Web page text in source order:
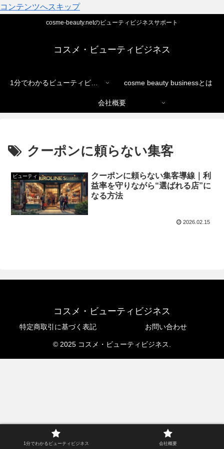
コンテンツへスキップ
cosme-beauty.netのビューティビジネスサポート
コスメ・ビューティビジネス
1分でわかるビューティビジネス cosme beauty businessとは
会社概要
クーポンに頼らない集客
ビューティ
クーポンに頼らない集客導線｜利
益率を守りながら“選ばれる店”に
なる方法
2026.02.15
コスメ・ビューティビジネス
特定商取引に基づく表記 お問い合わせ
© 2025 コスメ・ビューティビジネス.
1分でわかるビューティビジネス 会社概要